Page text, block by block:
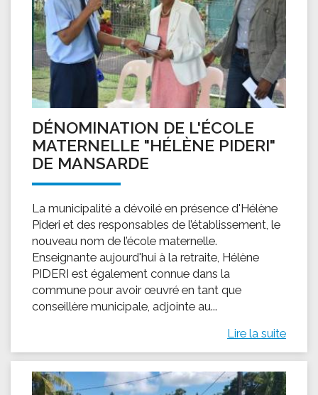
DÉNOMINATION DE L'ÉCOLE
MATERNELLE "HÉLÈNE PIDERI"
DE MANSARDE
La municipalité a dévoilé en présence d'Hélène
Pideri et des responsables de l’établissement, le
nouveau nom de l’école maternelle.
Enseignante aujourd'hui à la retraite, Hélène
PIDERI est également connue dans la
commune pour avoir œuvré en tant que
conseillère municipale, adjointe au...
Lire la suite